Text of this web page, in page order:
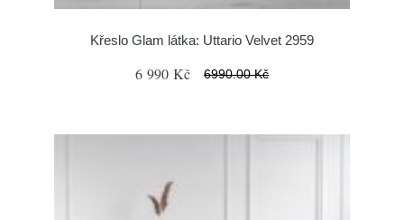
Křeslo Glam látka: Uttario Velvet 2959
6 990 Kč 6990.00 Kč